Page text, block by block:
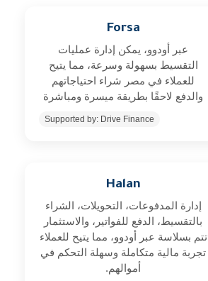
Forsa
عبر أودوو، يمكن إدارة عمليات
التقسيط بسهولة وسرعة، مما يتيح
للعملاء في مصر شراء احتياجاتهم
والدفع لاحقًا بطريقة ميسرة ومباشرة
Supported by: Drive Finance
Halan
إدارة المدفوعات، التحويلات، الشراء
بالتقسيط، الدفع للفواتير، والاستثمار
تتم بسلاسة عبر أودوو، مما يتيح للعملاء
تجربة مالية متكاملة وسهلة التحكم في
أموالهم.